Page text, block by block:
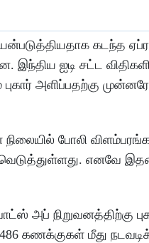
கடந்த
இந்திய ஐடி சட்ட
அளிப்பதற்கு
போலி
எனவே
அப் நிறுவனத்திற்கு
486 கணக்குகள் மீது